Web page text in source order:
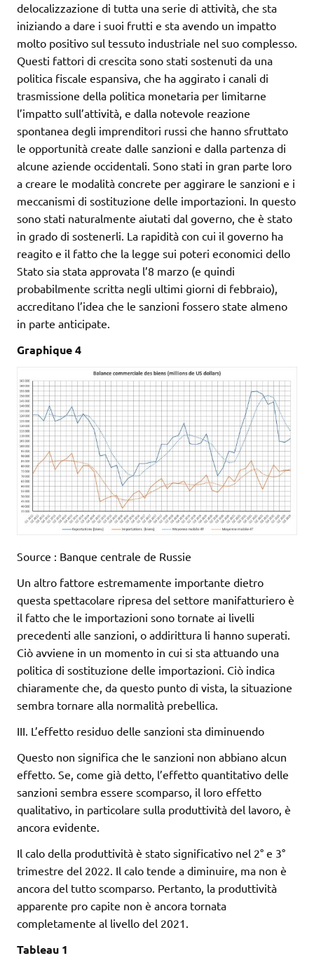
delocalizzazione di tutta una serie di attività, che sta
iniziando a dare i suoi frutti e sta avendo un impatto
molto positivo sul tessuto industriale nel suo complesso.
Questi fattori di crescita sono stati sostenuti da una
politica fiscale espansiva, che ha aggirato i canali di
trasmissione della politica monetaria per limitarne
l’impatto sull’attività, e dalla notevole reazione
spontanea degli imprenditori russi che hanno sfruttato
le opportunità create dalle sanzioni e dalla partenza di
alcune aziende occidentali. Sono stati in gran parte loro
a creare le modalità concrete per aggirare le sanzioni e i
meccanismi di sostituzione delle importazioni. In questo
sono stati naturalmente aiutati dal governo, che è stato
in grado di sostenerli. La rapidità con cui il governo ha
reagito e il fatto che la legge sui poteri economici dello
Stato sia stata approvata l’8 marzo (e quindi
probabilmente scritta negli ultimi giorni di febbraio),
accreditano l’idea che le sanzioni fossero state almeno
in parte anticipate.
Graphique 4
Source : Banque centrale de Russie
Un altro fattore estremamente importante dietro
questa spettacolare ripresa del settore manifatturiero è
il fatto che le importazioni sono tornate ai livelli
precedenti alle sanzioni, o addirittura li hanno superati.
Ciò avviene in un momento in cui si sta attuando una
politica di sostituzione delle importazioni. Ciò indica
chiaramente che, da questo punto di vista, la situazione
sembra tornare alla normalità prebellica.
III. L’effetto residuo delle sanzioni sta diminuendo
Questo non significa che le sanzioni non abbiano alcun
effetto. Se, come già detto, l’effetto quantitativo delle
sanzioni sembra essere scomparso, il loro effetto
qualitativo, in particolare sulla produttività del lavoro, è
ancora evidente.
Il calo della produttività è stato significativo nel 2° e 3°
trimestre del 2022. Il calo tende a diminuire, ma non è
ancora del tutto scomparso. Pertanto, la produttività
apparente pro capite non è ancora tornata
completamente al livello del 2021.
Tableau 1